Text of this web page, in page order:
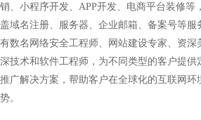
销、小程序开发、APP开发、电商平台装修等
盖域名注册、服务器、企业邮箱、备案号等服
有数名网络安全工程师、网站建设专家、资深
深技术和软件工程师，为不同类型的客户提供
推广解决方案，帮助客户在全球化的互联网环
势。